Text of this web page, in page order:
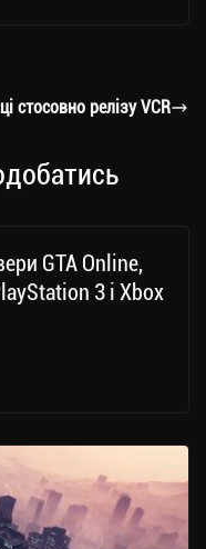
стосовно релізу VCR
GTA Online,
3 і Xbox